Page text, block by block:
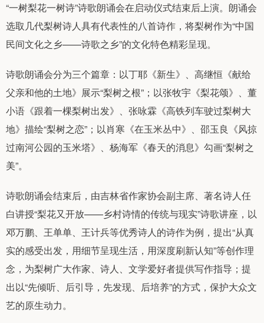
“一树梨花一树诗”诗歌朗诵会在启动仪式结束后上演。朗诵会
选取几代梨树诗人具有代表性的八首诗作，将梨树作为“中国
民间文化之乡——诗歌之乡”的文化特色精彩呈现。
诗歌朗诵会分为三个篇章：以丁耶《新生》、高继恒《献给
父亲和他的土地》展示“梨树之根”；以张牧宇《梨花颂》、董
小语《跟着一棵梨树出发》、张咏霖《高铁列车驶过梨树大
地》描绘“梨树之恋”；以肖寒《在玉米丛中》、邵玉良《风掠
过南河公园的玉米塔》、杨海军《春天的消息》勾画“梨树之
美”。
诗歌朗诵会结束后，由吉林省作家协会副主席、著名诗人任
白讲授“梨花又开放——乡村诗情的传统与现实”诗歌讲座，以
邓万鹏、王单单、王计兵等优秀诗人的诗作为例，提出“从真
实的感受出发，用细节呈现生活，用深度刷新认知”等创作理
念，为梨树广大作家、诗人、文学爱好者提供写作指导；提
出以“先倾听、后引导，先发现、后培养”的方式，保护大众文
艺的原生动力。